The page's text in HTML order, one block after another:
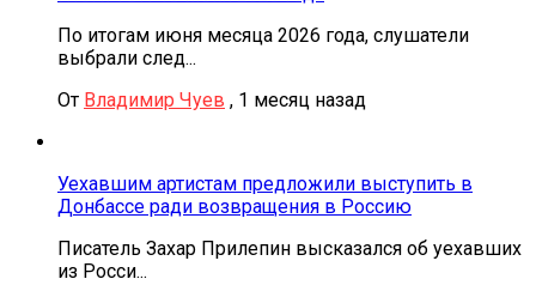
По итогам июня месяца 2026 года, слушатели
выбрали след...
От Владимир Чуев , 1 месяц назад
Уехавшим артистам предложили выступить в
Донбассе ради возвращения в Россию
Писатель Захар Прилепин высказался об уехавших
из Росси...